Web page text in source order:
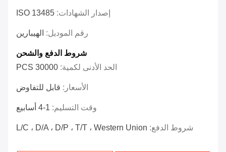
إصدار الشهادات: ISO 13485
رقم الموديل: الهيبارين
شروط الدفع والشحن
الحد الأدنى لكمية: 30000 PCS
الأسعار: قابل للتفاوض
وقت التسليم: 1-4 أسابيع
شروط الدفع: L/C ، D/A ، D/P ، T/T ، Western Union